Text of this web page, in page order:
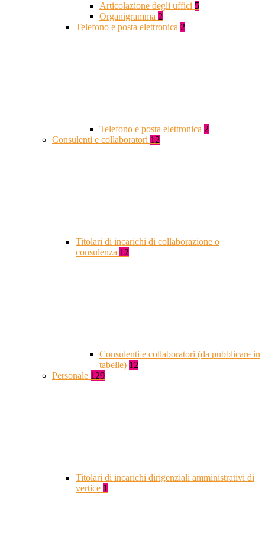
Articolazione degli uffici 5
Organigramma 2
Telefono e posta elettronica 2
Telefono e posta elettronica 2
Consulenti e collaboratori 12
Titolari di incarichi di collaborazione o
consulenza 12
Consulenti e collaboratori (da pubblicare in
tabelle) 12
Personale 129
Titolari di incarichi dirigenziali amministrativi di
vertice 1